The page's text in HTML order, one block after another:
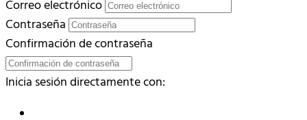
Correo electrónico
Contraseña
Confirmación de contraseña
Inicia sesión directamente con: